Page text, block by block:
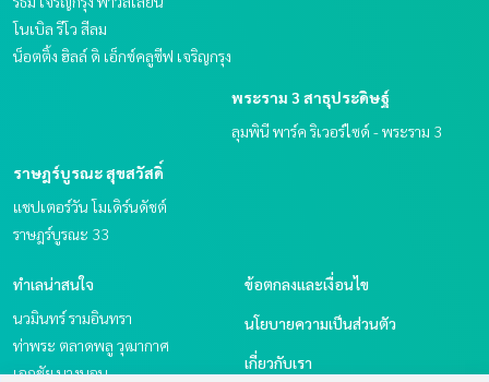
โนเบิล รีโว สีลม
น็อตติ้ง ฮิลล์ ดิ เอ็กซ์คลูซีฟ เจริญกรุง
พระราม 3 สาธุประดิษฐ์
ลุมพินี พาร์ค ริเวอร์ไซด์ - พระราม 3
ราษฎร์บูรณะ สุขสวัสดิ์
แชปเตอร์วัน โมเดิร์นดัชต์
ราษฎร์บูรณะ 33
ทำเลน่าสนใจ
นวมินทร์ รามอินทรา
ท่าพระ ตลาดพลู วุฒากาศ
เอกชัย บางบอน
ข้อตกลงและเงื่อนไข
นโยบายความเป็นส่วนตัว
เกี่ยวกับเรา